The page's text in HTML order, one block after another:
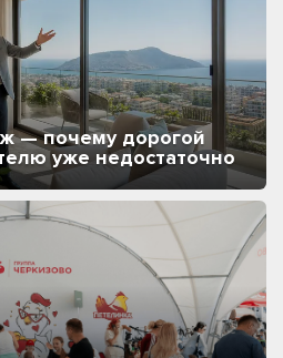
— почему дорогой
уже недостаточно